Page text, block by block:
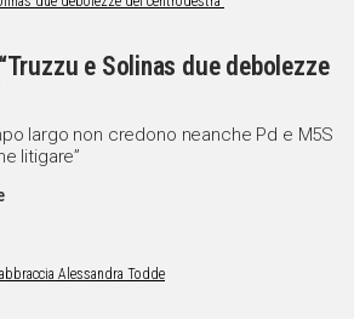
e Solinas due debolezze
largo non credono neanche Pd e M5S
litigare”